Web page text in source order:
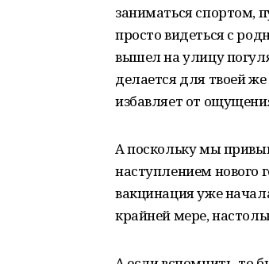
заниматься спортом,
просто видеться с
вышел на улицу
делается для твоей
избавляет от
А поскольку мы
наступлением нового
вакцинация уже
крайней мере,